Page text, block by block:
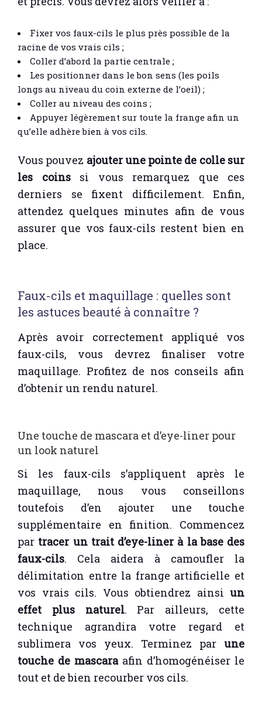
Fixer vos faux-cils le plus près possible de la
racine de vos vrais cils ;
Coller d’abord la partie centrale ;
Les positionner dans le bon sens (les poils
longs au niveau du coin externe de l’oeil) ;
Coller au niveau des coins ;
Appuyer légèrement sur toute la frange afin un
qu’elle adhère bien à vos cils.
Vous pouvez ajouter une pointe de colle sur
les coinssi vous remarquez que ces
derniers se fixent difficilement. Enfin,
attendez quelques minutes afin de vous
assurer que vos faux-cils restent bien en
place.
Faux-cils et maquillage : quelles sont
les astuces beauté à connaître ?
Après avoir correctement appliqué vos
faux-cils, vous devrez finaliser votre
maquillage. Profitez de nos conseils afin
d’obtenir un rendu naturel.
Une touche de mascara et d’eye-liner pour
un look naturel
Si les faux-cils s’appliquent après le
maquillage, nous vous conseillons
toutefois d’en ajouter une touche
supplémentaire en finition. Commencez
par tracer un trait d’eye-liner à la base des
faux-cils. Cela aidera à camoufler la
délimitation entre la frange artificielle et
vos vrais cils. Vous obtiendrez ainsi un
effet plus naturel. Par ailleurs, cette
technique agrandira votre regard et
sublimera vos yeux. Terminez par une
touche de mascaraafin d’homogénéiser le
tout et de bien recourber vos cils.